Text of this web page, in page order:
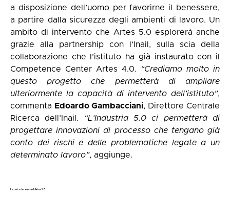
a disposizione dell’uomo per favorirne il benessere,
a partire dalla sicurezza degli ambienti di lavoro. Un
ambito di intervento che Artes 5.0 esplorerà anche
grazie alla partnership con l’Inail, sulla scia della
collaborazione che l’istituto ha già instaurato con il
Competence Center Artes 4.0.
“Crediamo molto in
questo progetto che permetterà di ampliare
ulteriormente la capacità di intervento dell’istituto”,
commenta Edoardo Gambacciani, Direttore Centrale
Ricerca dell’Inail.
“L’Industria 5.0 ci permetterà di
progettare innovazioni di processo che tengano già
conto dei rischi e delle problematiche legate a un
determinato lavoro”, aggiunge.
La carta dei servizi di Artes 5.0